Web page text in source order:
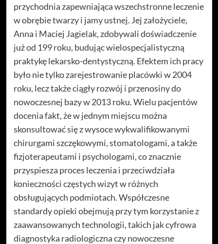
przychodnia zapewniająca wszechstronne leczenie
w obrębie twarzy i jamy ustnej. Jej założyciele,
Anna i Maciej Jagielak, zdobywali doświadczenie
już od 199 roku, budując wielospecjalistyczną
praktykę lekarsko-dentystyczną. Efektem ich pracy
było nie tylko zarejestrowanie placówki w 2004
roku, lecz także ciągły rozwój i przenosiny do
nowoczesnej bazy w 2013 roku. Wielu pacjentów
docenia fakt, że w jednym miejscu można
skonsultować się z wysoce wykwalifikowanymi
chirurgami szczękowymi, stomatologami, a także
fizjoterapeutami i psychologami, co znacznie
przyspiesza proces leczenia i przeciwdziała
konieczności częstych wizyt w różnych
obsługujących podmiotach. Współczesne
standardy opieki obejmują przy tym korzystanie z
zaawansowanych technologii, takich jak cyfrowa
diagnostyka radiologiczna czy nowoczesne